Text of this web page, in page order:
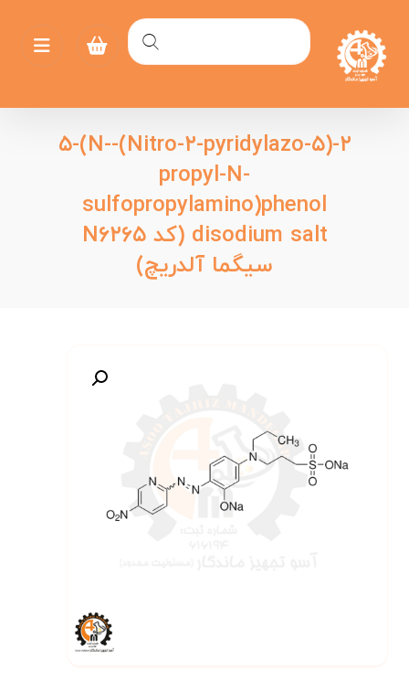
۲-(۵-Nitro-۲-pyridylazo)-۵-(N-
propyl-N-
sulfopropylamino)phenol
disodium salt (کد N۶۲۶۵
سیگما آلدریچ)